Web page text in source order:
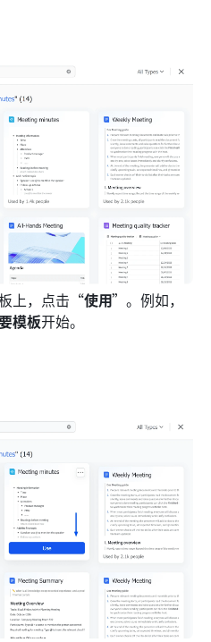
上，点击“使用”。例如，
模板开始。